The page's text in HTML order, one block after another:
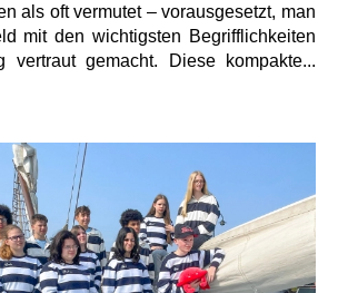
als oft vermutet – vorausgesetzt, man
mit den wichtigsten Begrifflichkeiten
vertraut gemacht. Diese kompakte...